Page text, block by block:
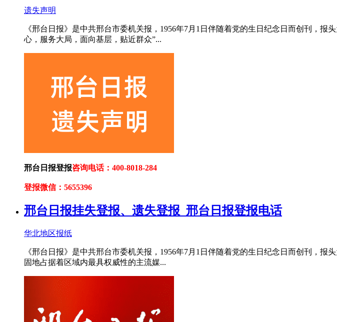
遗失声明
《邢台日报》是中共邢台市委机关报，1956年7月1日伴随着党的生日纪念日而创刊，
心，服务大局，面向基层，贴近群众”...
邢台日报登报咨询电话：400-8018-284
登报微信：5655396
邢台日报挂失登报、遗失登报_邢台日报登报电话
华北地区报纸
《邢台日报》是中共邢台市委机关报，1956年7月1日伴随着党的生日纪念日而创刊，
固地占据着区域内最具权威性的主流媒...